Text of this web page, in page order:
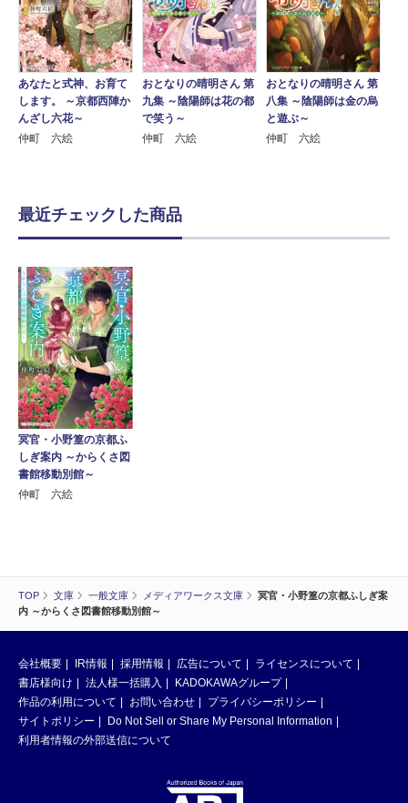
TOP 文庫 一般文庫 メディアワークス文庫
冥官・小野篁の京都ふしぎ案
内 ～からくさ図書館移動別館～
あなたと式神、お育て
します。 ～京都西陣か
んざし六花～
仲町 六絵
おとなりの晴明さん 第
九集 ～陰陽師は花の都
で笑う～
仲町 六絵
おとなりの晴明さん 第
八集 ～陰陽師は金の烏
と遊ぶ～
仲町 六絵
最近チェックした商品
冥官・小野篁の京都ふ
しぎ案内 ～からくさ図
書館移動別館～
仲町 六絵
会社概要 IR情報 採用情報 広告について
ライセンスについて
書店様向け
法人様一括購入
KADOKAWAグループ
作品の利用について
お問い合わせ
プライバシーポリシー
サイトポリシー
Do Not Sell or Share My Personal Information
利用者情報の外部送信について